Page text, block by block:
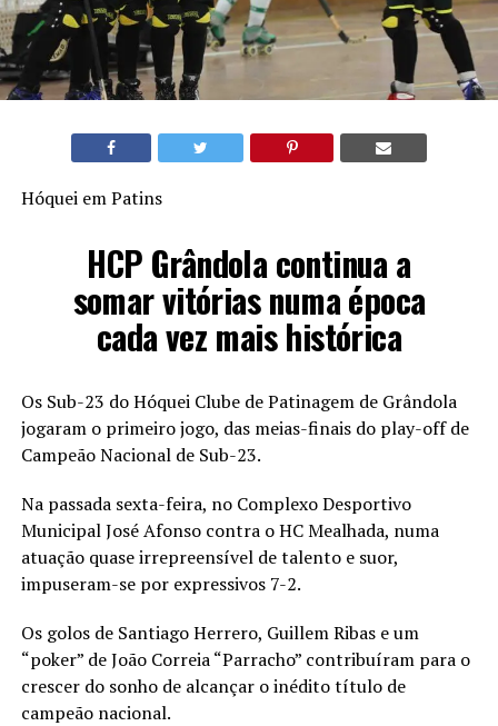
Hóquei em Patins
HCP Grândola continua a
somar vitórias numa época
cada vez mais histórica
Os Sub-23 do Hóquei Clube de Patinagem de Grândola
jogaram o primeiro jogo, das meias-finais do play-off de
Campeão Nacional de Sub-23.
Na passada sexta-feira, no Complexo Desportivo
Municipal José Afonso contra o HC Mealhada, numa
atuação quase irrepreensível de talento e suor,
impuseram-se por expressivos 7-2.
Os golos de Santiago Herrero, Guillem Ribas e um
“poker” de João Correia “Parracho” contribuíram para o
crescer do sonho de alcançar o inédito título de
campeão nacional.